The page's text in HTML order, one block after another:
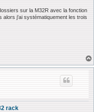
sur la M32R avec la fonction
alors j'ai systématiquement les trois
rack